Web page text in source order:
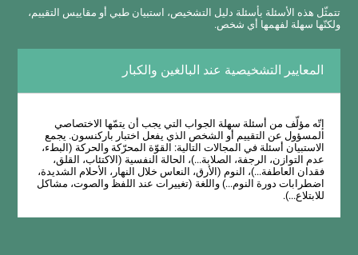
تتمثّل هذه الأسئلة بأسئلة دليل التشخيص، استبيان طبي أو مقاييس التقييم،
ولكنّها سهلة لفهمها أي شخص.
المعايير التشخيصية عند البالغين والكبار
إتّه مؤلّف من أسئلة سهلة الجواب التي يجب أن يتمّها الاختصاصي
المسؤول عن التقييم أو الشخص الذي يفعل اختبار باركنسون. يجمع
الاستبيان أسئلة في المجالات التالية: القوّة المحرّكة والحركة (البطء،
عدم التوازن، الرجفة، الصلابة...)، الحالة النفسية (الاكتئاب، القلق،
فقدان العاطفة...)، النوم (الأرق، النعاس خلال النهار، الأحلام الشديدة،
اضطرابات دورة النوم...) واللغة (تغييرات عند اللفظ والصوت، مشاكل
للابتلاع...).